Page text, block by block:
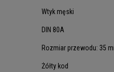
Wtyk męski
DIN 80A
Rozmiar przewodu: 35
Żółty kod